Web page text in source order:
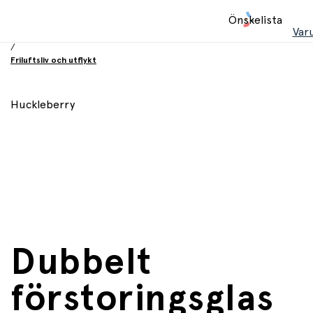
Önskelista
/
Friluftsliv och utflykt
Huckleberry
Dubbelt
förstoringsglas